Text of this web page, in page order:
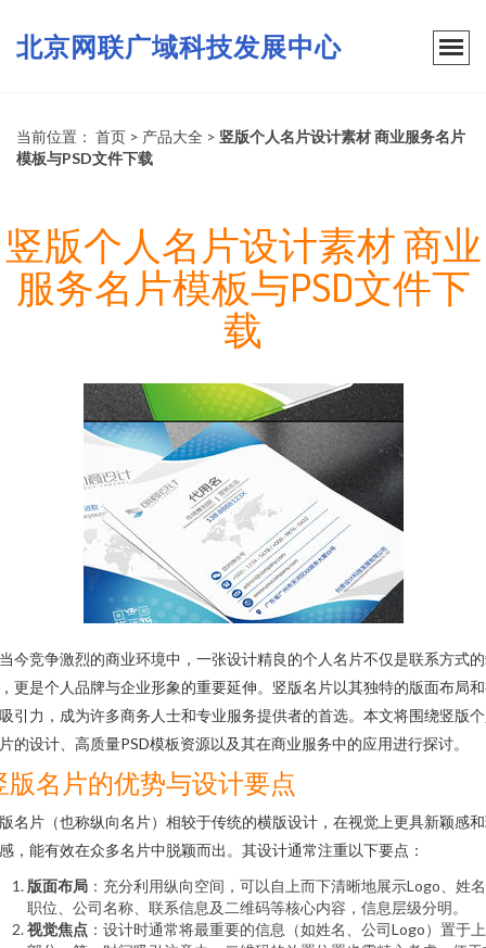
北京网联广域科技发展中心
当前位置： 首页 > 产品大全 > 竖版个人名片设计素材 商业服务名片
模板与PSD文件下载
竖版个人名片设计素材 商业
服务名片模板与PSD文件下
载
今竞争激烈的商业环境中，一张设计精良的个人名片不仅是联系方式
更是个人品牌与企业形象的重要延伸。竖版名片以其独特的版面布局
引力，成为许多商务人士和专业服务提供者的首选。本文将围绕竖版
的设计、高质量PSD模板资源以及其在商业服务中的应用进行探讨。
版名片的优势与设计要点
名片（也称纵向名片）相较于传统的横版设计，在视觉上更具新颖感
，能有效在众多名片中脱颖而出。其设计通常注重以下要点：
版面布局 ：充分利用纵向空间，可以自上而下清晰地展示Logo、姓
职位、公司名称、联系信息及二维码等核心内容，信息层级分明。
视觉焦点 ：设计时通常将最重要的信息（如姓名、公司Logo）置于